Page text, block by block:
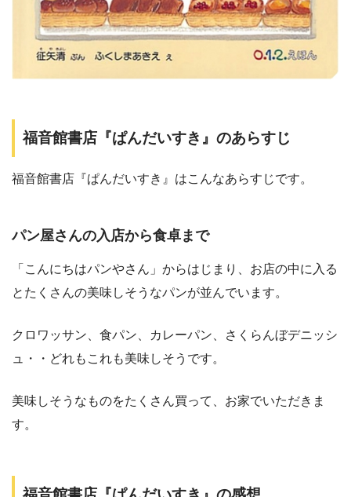
福音館書店『ぱんだいすき』のあらすじ
福音館書店『ぱんだいすき』はこんなあらすじです。
パン屋さんの入店から食卓まで
「こんにちはパンやさん」からはじまり、お店の中に入る
とたくさんの美味しそうなパンが並んでいます。
クロワッサン、食パン、カレーパン、さくらんぼデニッシ
ュ・・どれもこれも美味しそうです。
美味しそうなものをたくさん買って、お家でいただきま
す。